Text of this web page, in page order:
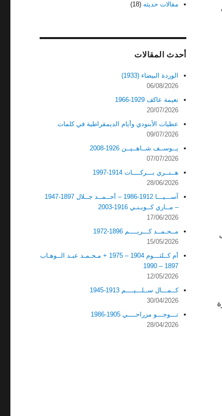
مقالات حديثه (18)
أحدث المقالات
الوردة البيضاء (1933)
06/08/2026
نعيمة عاكف 1929-1966
20/07/2026
عطيات الأبنودي وأيام الديمقراطية في كلمات
09/07/2026
يــوســف شــاهــيــن 1926-2008
07/07/2026
هــنــري بـــركــــات 1914-1997
28/06/2026
آســـيـــا 1912-1986 – أحــمــد جــلال 1897-1947
– مــاري كــويـنـي 1916-2003
17/06/2026
مــحـمــد كـــريــــم 1896-1972
15/05/2026
أم كــلثـــوم 1904 – 1975 + مـحـمـد عبـد الــوهـاب
1897 – 1990
12/05/2026
كــمـــال ســلـــيــــم 1913-1945
30/04/2026
تـــوجـــو مزراحــــي 1905-1986
28/04/2026